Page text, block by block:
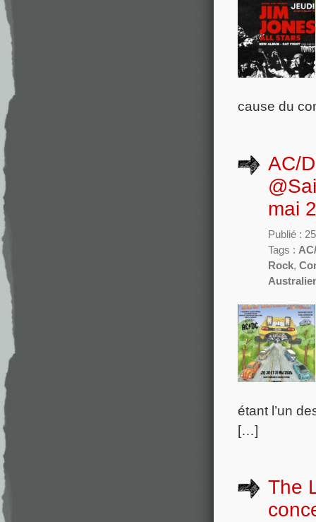
cause du
AC/
mai
Publié :
Tags :
Rock,
étant l’un
[…]
The